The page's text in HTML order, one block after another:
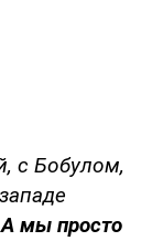
с Бобулом,
А мы просто